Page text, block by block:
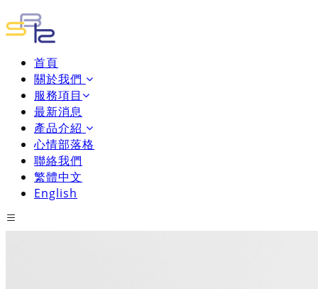
首頁
關於我們
服務項目
最新消息
產品介紹
心情部落格
聯絡我們
繁體中文
English